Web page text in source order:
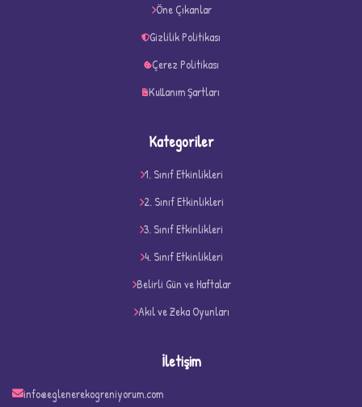
D
Öne Çıkanlar
Gizlilik Politikası
Çerez Politikası
Kullanım Şartları
Kategoriler
1. Sınıf Etkinlikleri
2. Sınıf Etkinlikleri
3. Sınıf Etkinlikleri
4. Sınıf Etkinlikleri
Belirli Gün ve Haftalar
Akıl ve Zeka Oyunları
İletişim
info@eglenerekogreniyorum.com